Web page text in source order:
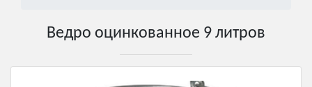
Ведро оцинкованное 9 литров